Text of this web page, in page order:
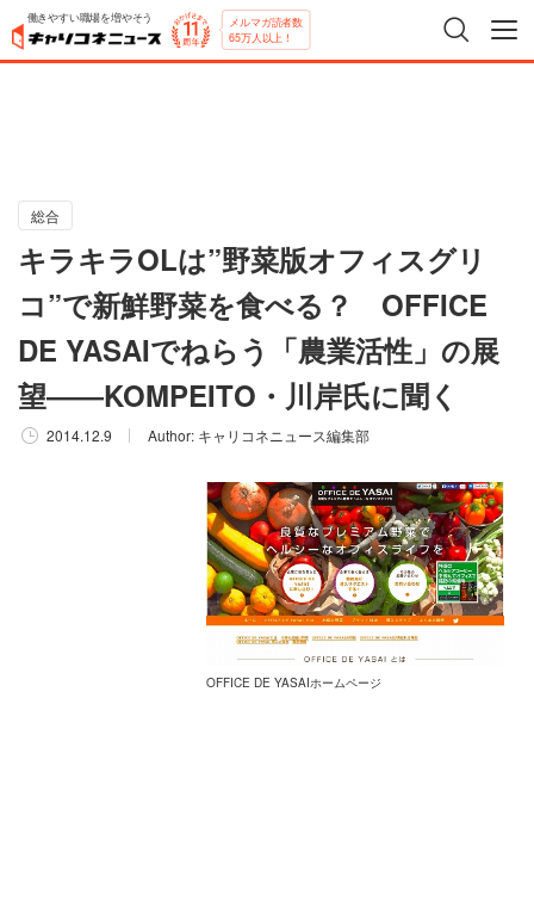
働きやすい職場を増やそう メルマガ読者数
65万人以上！
総合
キラキラOLは”野菜版オフィスグリ
コ”で新鮮野菜を食べる？ OFFICE
DE YASAIでねらう「農業活性」の展
望――KOMPEITO・川岸氏に聞く
2014.12.9 Author: キャリコネニュース編集部
OFFICE DE YASAIホームページ